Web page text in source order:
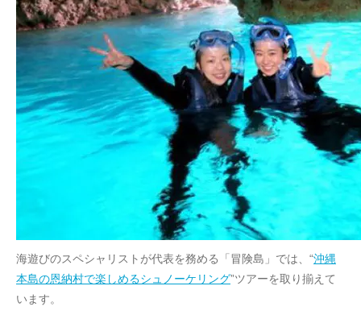
海遊びのスペシャリストが代表を務める「冒険島」では、“沖縄
本島の恩納村で楽しめるシュノーケリング”ツアーを取り揃えて
います。